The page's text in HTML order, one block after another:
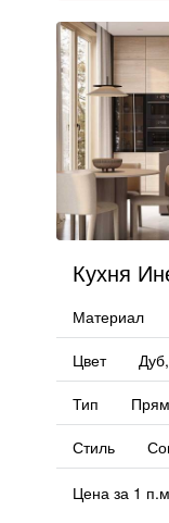
Кухня
Материал
Цвет
Тип
Стиль
Цена за 1